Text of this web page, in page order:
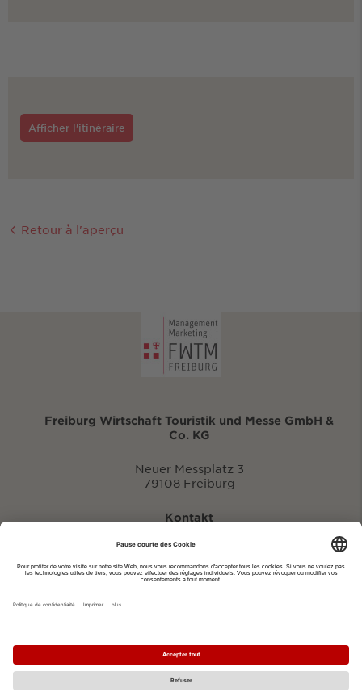
Afficher l'itinéraire
Retour à l'aperçu
Freiburg Wirtschaft Touristik und Messe GmbH &
Co. KG
Neuer Messplatz 3
79108 Freiburg
Kontakt
eventportal@fwtm.de
Imprimer